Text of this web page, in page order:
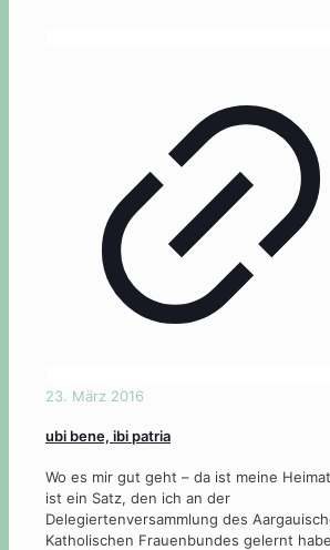
23. März 2016
ubi bene, ibi patria
Wo es mir gut geht – da ist meine
ist ein Satz, den ich an der
Delegiertenversammlung des
Katholischen Frauenbundes gelernt